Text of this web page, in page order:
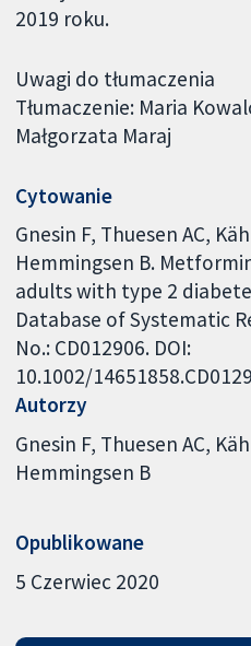
2019 roku.
Uwagi do tłumaczenia
Tłumaczenie: Maria
Małgorzata Maraj
Cytowanie
Gnesin F, Thuesen AC,
Hemmingsen B.
adults with type 2
Database of Systematic
No.: CD012906. DOI:
10.1002/
Autorzy
Gnesin F Thuesen AC
Hemmingsen B
Opublikowane
5 Czerwiec 2020